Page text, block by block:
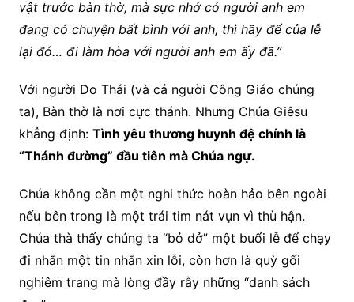
vật trước bàn thờ, mà sực nhớ có người anh em
đang có chuyện bất bình với anh, thì hãy để của lễ
lại đó… đi làm hòa với người anh em ấy đã.”
Với người Do Thái (và cả người Công Giáo chúng
ta), Bàn thờ là nơi cực thánh. Nhưng Chúa Giêsu
khẳng định: Tình yêu thương huynh đệ chính là
“Thánh đường” đầu tiên mà Chúa ngự.
Chúa không cần một nghi thức hoàn hảo bên ngoài
nếu bên trong là một trái tim nát vụn vì thù hận.
Chúa thà thấy chúng ta “bỏ dở” một buổi lễ để chạy
đi nhắn một tin nhắn xin lỗi, còn hơn là quỳ gối
nghiêm trang mà lòng đầy rẫy những “danh sách